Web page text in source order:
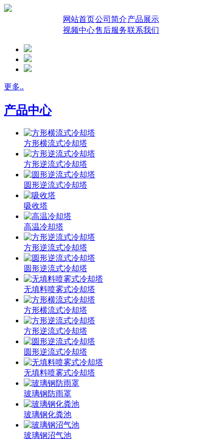
网站首页公司简介产品展示
视频中心售后服务联系我们
更多..
产品中心
方形横流式冷却塔
方形逆流式冷却塔
圆形逆流式冷却塔
吸收塔
高温冷却塔
方形逆流式冷却塔
圆形逆流式冷却塔
无填料喷雾式冷却塔
方形横流式冷却塔
方形逆流式冷却塔
圆形逆流式冷却塔
无填料喷雾式冷却塔
玻璃钢防雨罩
玻璃钢化粪池
玻璃钢沼气池